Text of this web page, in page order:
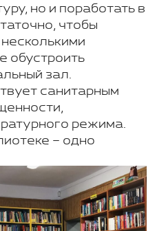
но и поработать в
чтобы
обустроить
зал.
санитарным
режима.
– одно